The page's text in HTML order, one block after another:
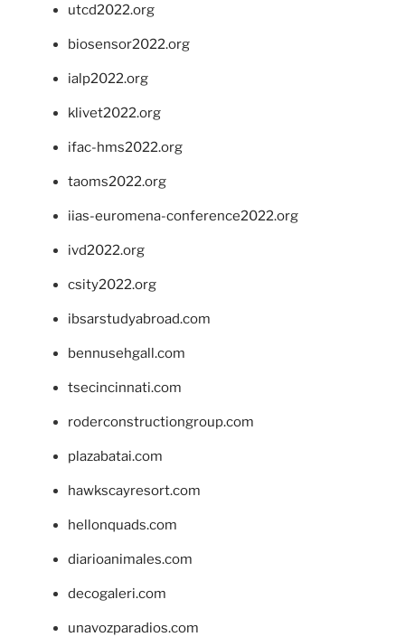
utcd2022.org
biosensor2022.org
ialp2022.org
klivet2022.org
ifac-hms2022.org
taoms2022.org
iias-euromena-conference2022.org
ivd2022.org
csity2022.org
ibsarstudyabroad.com
bennusehgall.com
tsecincinnati.com
roderconstructiongroup.com
plazabatai.com
hawkscayresort.com
hellonquads.com
diarioanimales.com
decogaleri.com
unavozparadios.com